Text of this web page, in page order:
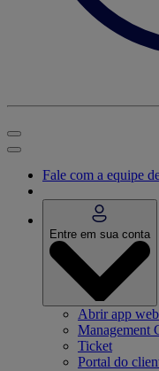
Fale com a equipe
Entre em sua conta
Abrir app web
Management
Ticket
Portal do